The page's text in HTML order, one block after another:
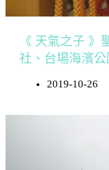
《 天氣之子 》
社、台場海濱
2019-10-26